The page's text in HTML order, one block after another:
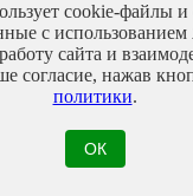
Cookie для
удобства
сайт, вы
файлов Cookie.
cookie-файлы и
с
сайта и
согласие, нажав
политики.
ОК